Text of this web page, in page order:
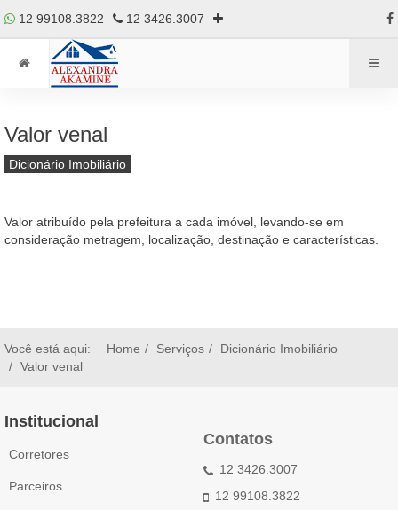
12 99108.3822 12 3426.3007
Valor venal
Dicionário Imobiliário
Valor atribuído pela prefeitura a cada imóvel, levando-se em
consideração metragem, localização, destinação e características.
Você está aqui: Home Serviços
Dicionário Imobiliário
Valor venal
Institucional
Corretores
Parceiros
Contatos
12 3426.3007
12 99108.3822